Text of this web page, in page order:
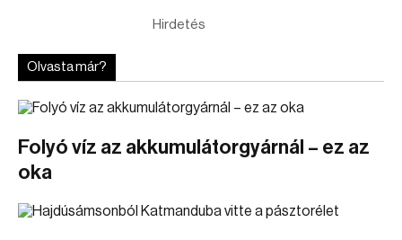
Hirdetés
Olvasta már?
Folyó víz az akkumulátorgyárnál – ez az
oka